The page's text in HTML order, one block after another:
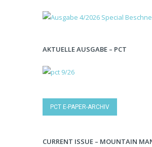
AKTUELLE AUSGABE – PCT
PCT E-PAPER-ARCHIV
CURRENT ISSUE – MOUNTAIN